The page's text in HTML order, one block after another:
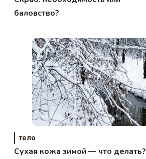
баловство?
тело
Сухая кожа зимой — что делать?